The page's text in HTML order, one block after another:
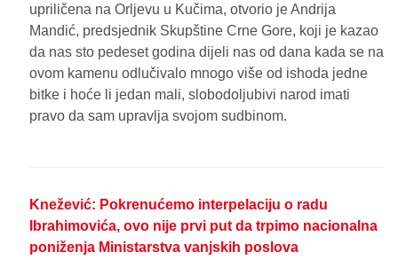
upriličena na Orljevu u Kučima, otvorio je Andrija
Mandić, predsjednik Skupštine Crne Gore, koji je kazao
da nas sto pedeset godina dijeli nas od dana kada se na
ovom kamenu odlučivalo mnogo više od ishoda jedne
bitke i hoće li jedan mali, slobodoljubivi narod imati
pravo da sam upravlja svojom sudbinom.
Knežević: Pokrenućemo interpelaciju o radu
Ibrahimovića, ovo nije prvi put da trpimo nacionalna
poniženja Ministarstva vanjskih poslova